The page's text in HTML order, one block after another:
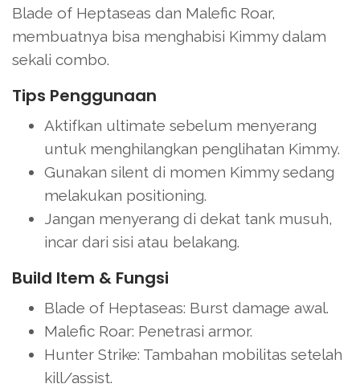
Blade of Heptaseas dan Malefic Roar,
membuatnya bisa menghabisi Kimmy dalam
sekali combo.
Tips Penggunaan
Aktifkan ultimate sebelum menyerang
untuk menghilangkan penglihatan Kimmy.
Gunakan silent di momen Kimmy sedang
melakukan positioning.
Jangan menyerang di dekat tank musuh,
incar dari sisi atau belakang.
Build Item & Fungsi
Blade of Heptaseas: Burst damage awal.
Malefic Roar: Penetrasi armor.
Hunter Strike: Tambahan mobilitas setelah
kill/assist.